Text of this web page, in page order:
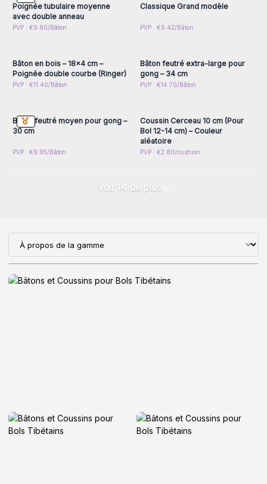
Poignée tubulaire moyenne
avec double anneau
PVP : €9.80/Bâton
Classique Grand modèle
PVP : €9.42/Bâton
Connectez-vous ou
Bâton en bois – 18x4 cm –
Poignée double courbe (Ringer)
PVP : €11.40/Bâton
Connectez-vous ou
Bâton feutré extra-large pour
gong – 34 cm
PVP : €14.70/Bâton
Connectez-vous ou
Bâton feutré moyen pour gong –
30 cm
PVP : €9.95/Bâton
Connectez-vous ou
Coussin Cerceau 10 cm (Pour
Bol 12-14 cm) – Couleur
aléatoire
PVP : €2.80/cushion
Voir 14 de plus